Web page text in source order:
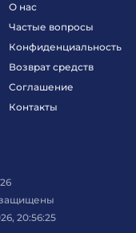
О нас
Частые вопросы
Конфиденциальность
Возврат средств
Соглашение
Контакты
защищены
20:56:25